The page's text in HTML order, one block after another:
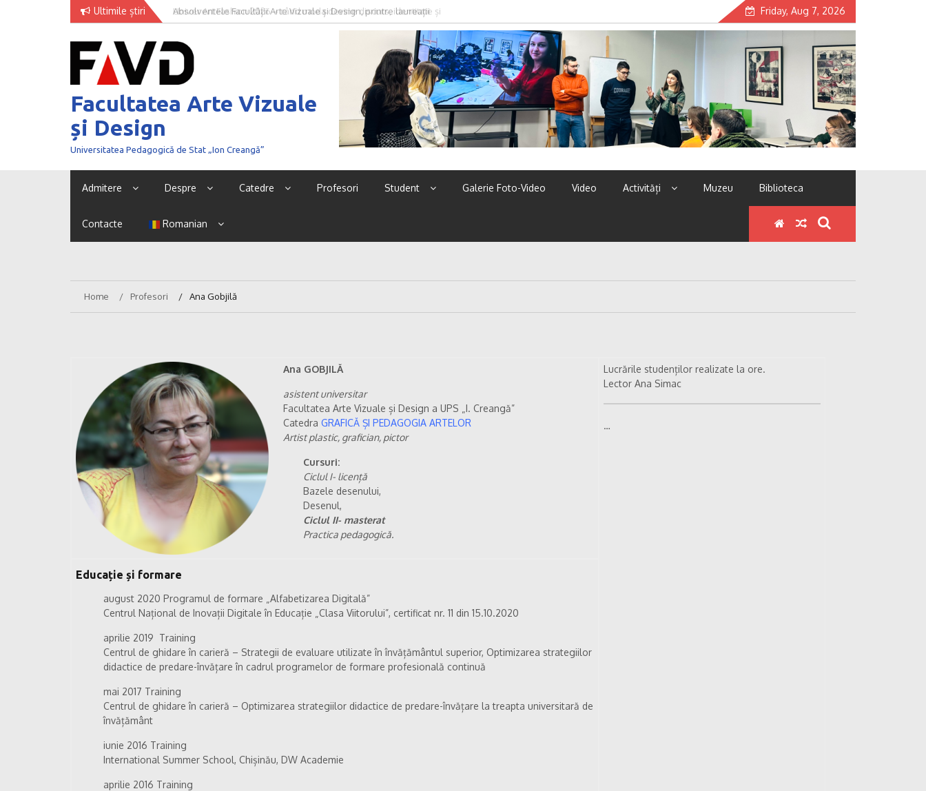
Ultimile știri
Absolventele Facultății Arte Vizuale și Design, printre laureații
concursului NEXT GENERATION 2026
Univer Art Fashion 2026 – când moda devine discurs, identitate și
curaj de a fi văzut
Friday, Aug 7, 2026
Facultatea Arte Vizuale
și Design
Universitatea Pedagogică de Stat „Ion Creangă”
Admitere Despre Catedre Profesori Student Galerie Foto-Video Video Activități Muzeu Biblioteca
Contacte Romanian
Home Profesori Ana Gobjilă
Ana GOBJILĂ
asistent universitar
Facultatea Arte Vizuale și Design a UPS „I. Creangă”
Catedra GRAFICĂ ȘI PEDAGOGIA ARTELOR
Artist plastic, grafician, pictor
Cursuri:
Ciclul I- licență
Bazele desenului,
Desenul,
Ciclul II- masterat
Practica pedagogică.
Lucrările studenților realizate la ore.
Lector Ana Simac
…
Educație și formare
august 2020 Programul de formare „Alfabetizarea Digitală”
Centrul Național de Inovații Digitale în Educație „Clasa Viitorului”, certificat nr. 11 din 15.10.2020
aprilie 2019 Training
Centrul de ghidare în carieră – Strategii de evaluare utilizate în învățământul superior, Optimizarea strategiilor
didactice de predare-învățare în cadrul programelor de formare profesională continuă
mai 2017 Training
Centrul de ghidare în carieră – Optimizarea strategiilor didactice de predare-învățare la treapta universitară de
învățământ
iunie 2016 Training
International Summer School, Chișinău, DW Academie
aprilie 2016 Training